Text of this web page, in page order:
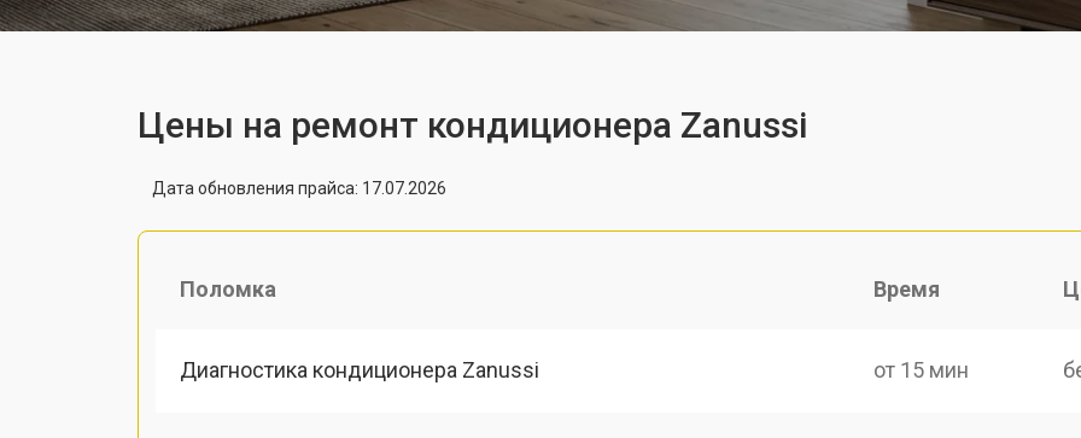
Цены на ремонт кондиционера Zanussi
Дата обновления прайса: 17.07.2026
Поломка Время
Диагностика кондиционера Zanussi от 15 мин